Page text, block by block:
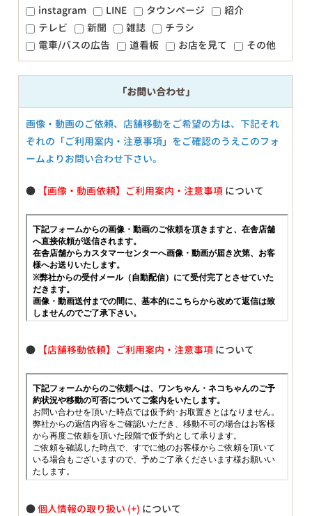
instagram
LINE タウンページ
紹介
テレビ
新聞 雑誌
チラシ
電車/バスの広告
道看板 お店を見て その他
「お問い合わせ」
画像・動画のご依頼、店舗移動をご希望の方は、下記それ
ぞれの「ご利用案内・注意事項」をご確認のうえこのフォ
ームよりお問い合わせ下さい。
● 【画像・動画依頼】ご利用案内・注意事項 について
● 【店舗移動依頼】ご利用案内・注意事項 について
●個人情報の取り扱い について